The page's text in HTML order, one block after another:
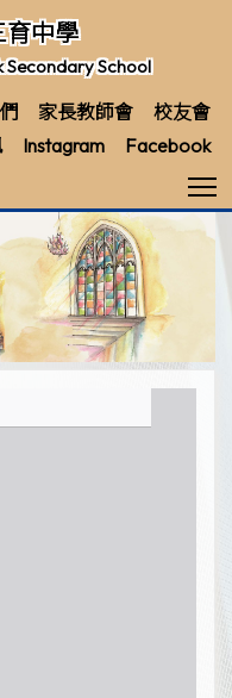
育中學
Secondary School
家長教師會
校友會
Instagram Facebook